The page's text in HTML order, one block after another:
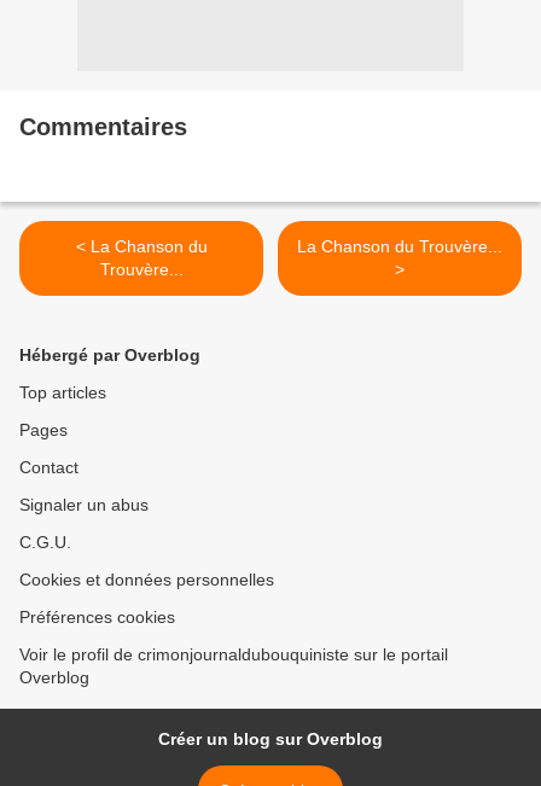
Commentaires
< La Chanson du
Trouvère...
La Chanson du Trouvère...
>
Hébergé par Overblog
Top articles
Pages
Contact
Signaler un abus
C.G.U.
Cookies et données personnelles
Préférences cookies
Voir le profil de crimonjournaldubouquiniste sur le portail
Overblog
Créer un blog sur Overblog